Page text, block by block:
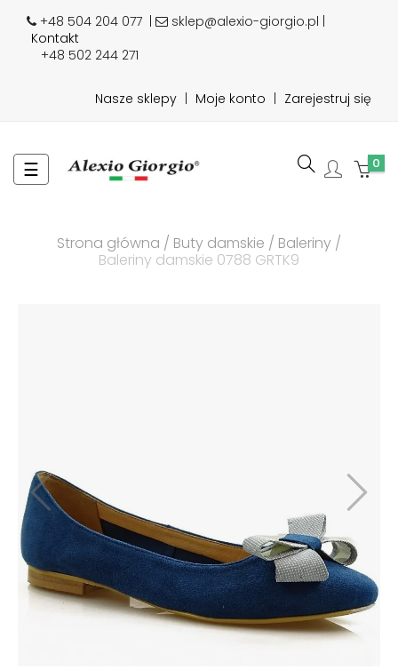
+48 504 204 077
sklep@alexio-giorgio.pl |
Kontakt
+48 502 244 271
Nasze sklepy Moje konto Zarejestruj się
Toggle
navigation
☰ 0
Strona główna Buty damskie
Baleriny
Baleriny damskie 0788 GRTK9